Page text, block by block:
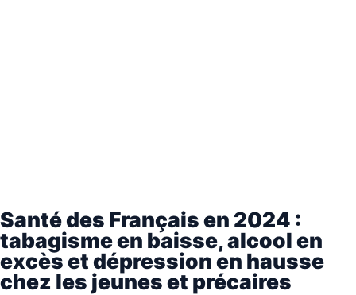
Santé des Français en 2024 :
tabagisme en baisse, alcool en
excès et dépression en hausse
chez les jeunes et précaires